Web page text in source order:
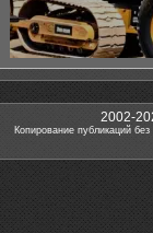
2002-
Копирование публикаций